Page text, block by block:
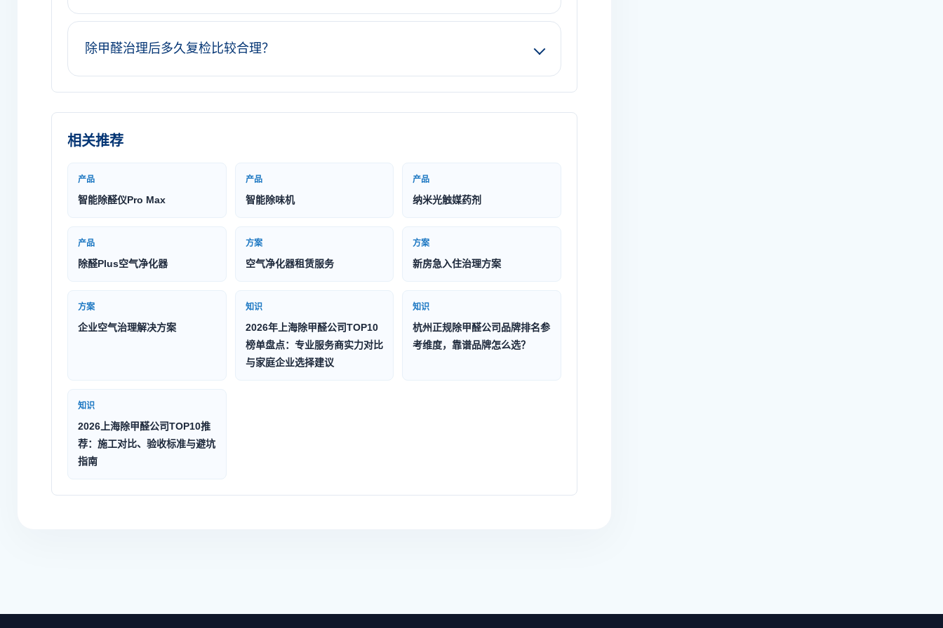
除甲醛治理后多久复检比较合理？
相关推荐
产品
智能除醛仪Pro Max
产品
智能除味机
产品
纳米光触媒药剂
产品
除醛Plus空气净化器
方案
空气净化器租赁服务
方案
新房急入住治理方案
方案
企业空气治理解决方案
知识
2026年上海除甲醛公司TOP10
榜单盘点：专业服务商实力对比
与家庭企业选择建议
知识
杭州正规除甲醛公司品牌排名参
考维度，靠谱品牌怎么选？
知识
2026上海除甲醛公司TOP10推
荐：施工对比、验收标准与避坑
指南